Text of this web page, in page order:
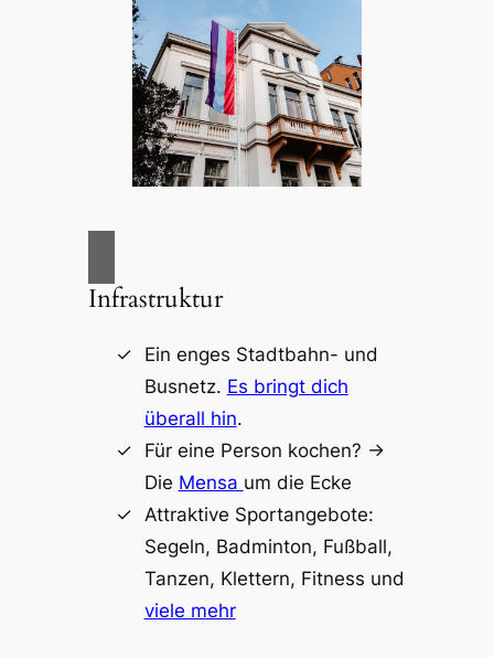
Infrastruktur
Ein enges Stadtbahn- und
Busnetz. Es bringt dich
überall hin.
Für eine Person kochen? ->
Die Mensa um die Ecke
Attraktive Sportangebote:
Segeln, Badminton, Fußball,
Tanzen, Klettern, Fitness und
viele mehr